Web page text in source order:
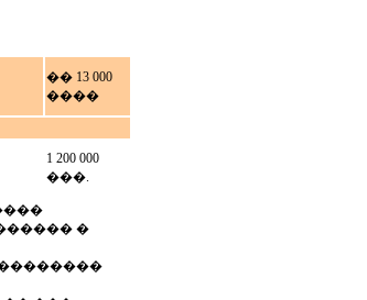
�� 13 000
����
1 200 000
���.
�